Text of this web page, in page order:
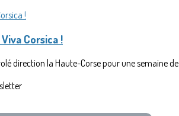
Corsica !
direction la Haute-Corse pour une semaine de...